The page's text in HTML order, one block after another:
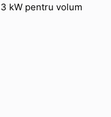
kW pentru volum